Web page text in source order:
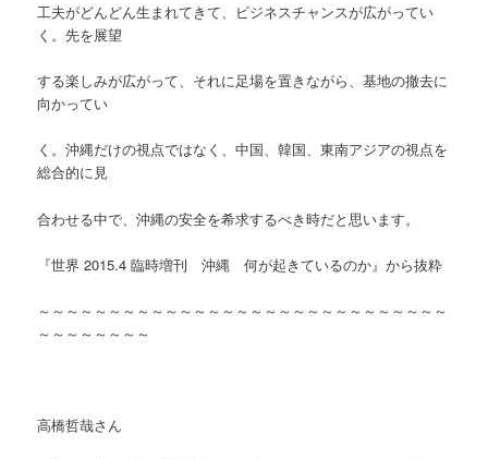
工夫がどんどん生まれてきて、ビジネスチャンスが広がってい
く。先を展望
する楽しみが広がって、それに足場を置きながら、基地の撤去に
向かってい
く。沖縄だけの視点ではなく、中国、韓国、東南アジアの視点を
総合的に見
合わせる中で、沖縄の安全を希求するべき時だと思います。
『世界 2015.4 臨時増刊 沖縄 何が起きているのか』から抜粋
～～～～～～～～～～～～～～～～～～～～～～～～～～～～～
～～～～～～～～
高橋哲哉さん